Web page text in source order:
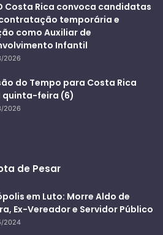
Costa Rica convoca candidatas
temporária e
como Auxiliar de
Infantil
2026
do Tempo para Costa Rica
quinta-feira (6)
2026
de Pesar
em Luto: Morre Aldo de
Ex-Vereador e Servidor Público
2024